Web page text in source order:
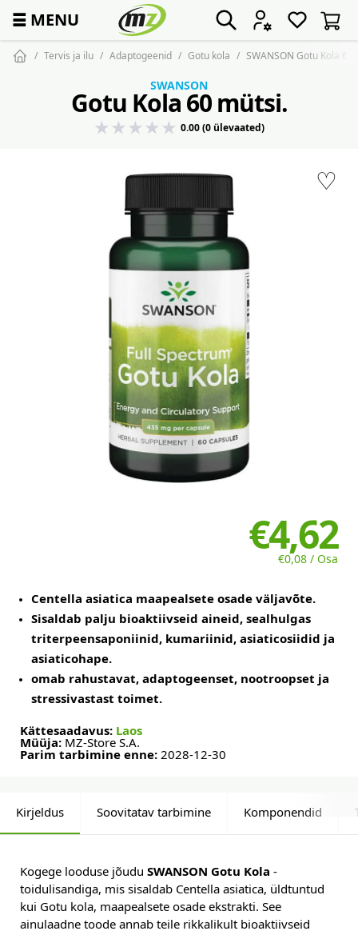
☰ MENU
Tervis ja ilu Adaptogeenid Gotu kola SWANSON Gotu Kola 60
♡
SWANSON
Gotu Kola 60 mütsi.
0.00 (0 ülevaated)
€4,62
€0,08 / Osa
Centella asiatica maapealsete osade väljavõte.
Sisaldab palju bioaktiivseid aineid, sealhulgas
triterpeensaponiinid, kumariinid, asiaticosiidid ja
asiaticohape.
omab rahustavat, adaptogeenset, nootroopset ja
stressivastast toimet.
Kättesaadavus: Laos
Müüja: MZ-Store S.A.
Parim tarbimine enne: 2028-12-30
Kirjeldus Soovitatav tarbimine Komponendid
Kogege looduse jõudu SWANSON Gotu Kola -
toidulisandiga, mis sisaldab Centella asiatica, üldtuntud
kui Gotu kola, maapealsete osade ekstrakti. See
ainulaadne toode annab teile rikkalikult bioaktiivseid